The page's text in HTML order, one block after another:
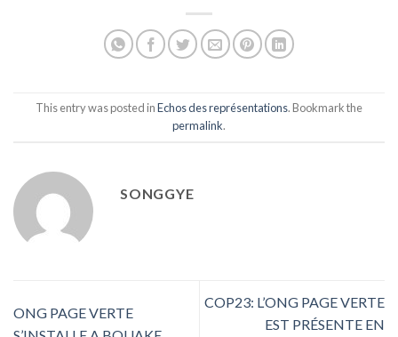
This entry was posted inEchos des représentations. Bookmark the
permalink.
SONGGYE
ONG PAGE VERTE
COP23: L’ONG PAGE VERTE
EST PRÉSENTE EN